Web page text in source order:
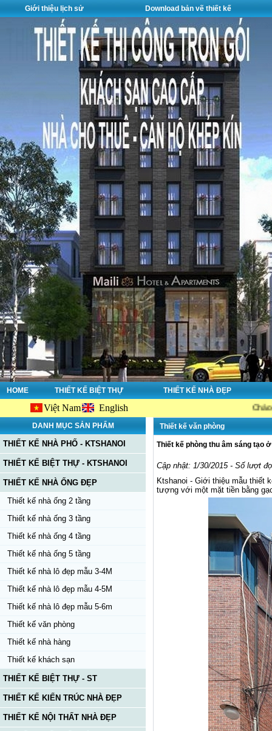
Giới thiệu lịch sử Download bản vẽ thiết kế
HOME THIẾT KẾ BIỆT THỰ THIẾT KẾ NHÀ ĐẸP
Việt Nam English Chào mừng
DANH MỤC SẢN PHẨM
THIẾT KẾ NHÀ PHỐ - KTSHANOI
THIẾT KẾ BIỆT THỰ - KTSHANOI
THIẾT KẾ NHÀ ỐNG ĐẸP
Thiết kế nhà ống 2 tầng
Thiết kế nhà ống 3 tầng
Thiết kế nhà ống 4 tầng
Thiết kế nhà ống 5 tầng
Thiết kế nhà lô đẹp mẫu 3-4M
Thiết kế nhà lô đẹp mẫu 4-5M
Thiết kế nhà lô đẹp mẫu 5-6m
Thiết kế văn phòng
Thiết kế nhà hàng
Thiết kế khách sạn
THIẾT KẾ BIỆT THỰ - ST
THIẾT KẾ KIẾN TRÚC NHÀ ĐẸP
THIẾT KẾ NỘI THẤT NHÀ ĐẸP
Thiết kế văn phòng
Thiết kế phòng thu âm sáng tạo
Cập nhật: 1/30/2015 - Số lượt
Ktshanoi - Giới thiệu mẫu thiết
tượng với một mặt tiền bằng